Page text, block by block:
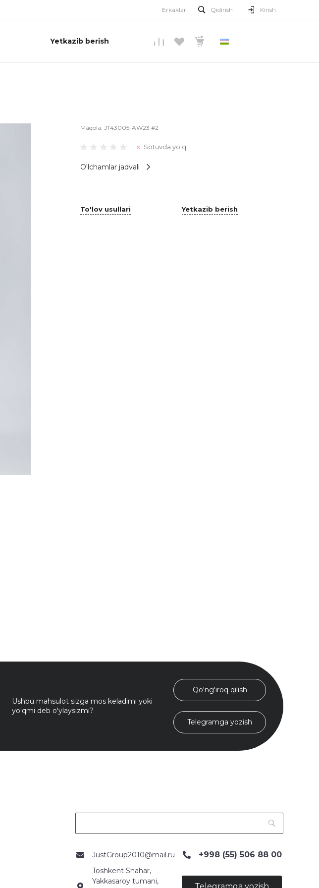
Erkaklar Qidirish Kirish
Yetkazib berish
Maqola: JT43005-AW23 #2
Sotuvda yo'q
O'lchamlar jadvali
To'lov usullari Yetkazib berish
Ushbu mahsulot sizga mos keladimi yoki
yo'qmi deb o'ylaysizmi?
Qo'ng'iroq qilish
Telegramga yozish
JustGroup2010@mail.ru +998 (55) 506 88 00
Toshkent Shahar,
Yakkasaroy tumani,